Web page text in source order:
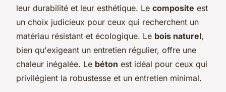
leur durabilité et leur esthétique. Le composite est
un choix judicieux pour ceux qui recherchent un
matériau résistant et écologique. Le bois naturel,
bien qu'exigeant un entretien régulier, offre une
chaleur inégalée. Le béton est idéal pour ceux qui
privilégient la robustesse et un entretien minimal.